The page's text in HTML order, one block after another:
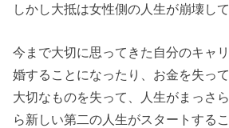
しかし大抵は女性側の人生が崩壊して
今まで大切に思ってきた自分のキャ
婚することになったり、お金を失っ
大切なものを失って、人生がまっさ
ら新しい第二の人生がスタートする